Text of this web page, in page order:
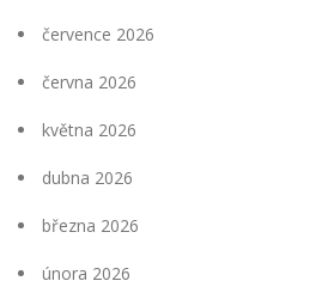
července 2026
června 2026
května 2026
dubna 2026
března 2026
února 2026